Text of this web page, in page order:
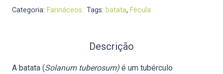
Categoria: Farináceos Tags: batata, Fécula
Descrição
A batata (Solanumtuberosum) é um tubérculo